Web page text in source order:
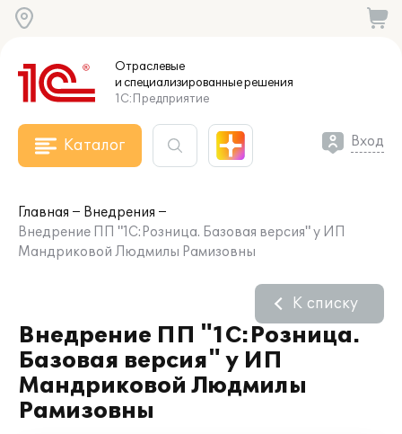
Отраслевые
и специализированныерешения
1С:Предприятие
Каталог Вход
Главная
Внедрения
Внедрение ПП "1С:Розница. Базовая версия" у ИП
Мандриковой Людмилы Рамизовны
Внедрение ПП "1С:Розница.
Базовая версия" у ИП
Мандриковой Людмилы
Рамизовны
К списку